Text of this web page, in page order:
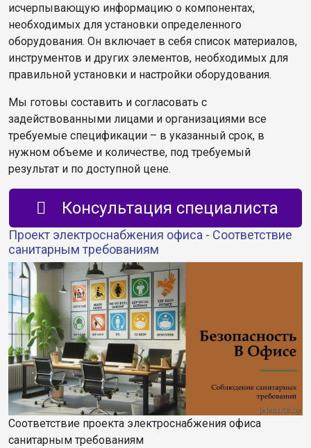
исчерпывающую информацию о компонентах,
необходимых для установки определенного
оборудования. Он включает в себя список материалов,
инструментов и других элементов, необходимых для
правильной установки и настройки оборудования.
Мы готовы составить и согласовать с
задействованными лицами и организациями все
требуемые спецификации – в указанный срок, в
нужном объеме и количестве, под требуемый
результат и по доступной цене.
Консультация специалиста
Проект электроснабжения офиса - Соответствие
санитарным требованиям
Соответствие проекта электроснабжения офиса
санитарным требованиям